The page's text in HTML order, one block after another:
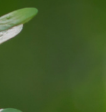
채용공고